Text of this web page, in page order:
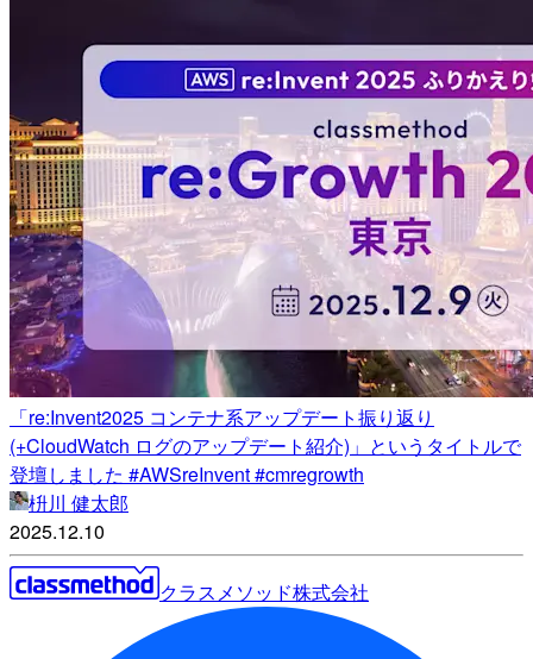
「re:Invent2025 コンテナ系アップデート振り返り
(+CloudWatch ログのアップデート紹介)」というタイトルで
登壇しました #AWSreInvent #cmregrowth
枡川 健太郎
2025.12.10
クラスメソッド株式会社